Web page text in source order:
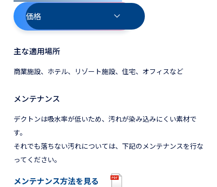
価格
主な適用場所
商業施設、ホテル、リゾート施設、住宅、オフィスなど
メンテナンス
デクトンは吸水率が低いため、汚れが染み込みにくい素材で
す。
それでも落ちない汚れについては、下記のメンテナンスを行な
ってください。
メンテナンス方法を見る